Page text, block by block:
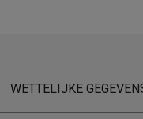
WETTELIJKE